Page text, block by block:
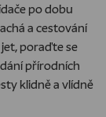
po dobu
a cestování
poraďte se
přírodních
klidně a vlídně